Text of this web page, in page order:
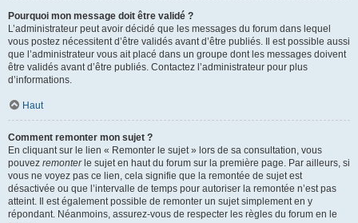
Pourquoi mon message doit être validé ?
L’administrateur peut avoir décidé que les messages du forum dans lequel
vous postez nécessitent d’être validés avant d’être publiés. Il est possible aussi
que l’administrateur vous ait placé dans un groupe dont les messages doivent
être validés avant d’être publiés. Contactez l’administrateur pour plus
d’informations.
Haut
Comment remonter mon sujet ?
En cliquant sur le lien « Remonter le sujet » lors de sa consultation, vous
pouvez remonterle sujet en haut du forum sur la première page. Par ailleurs, si
vous ne voyez pas ce lien, cela signifie que la remontée de sujet est
désactivée ou que l’intervalle de temps pour autoriser la remontée n’est pas
atteint. Il est également possible de remonter un sujet simplement en y
répondant. Néanmoins, assurez-vous de respecter les règles du forum en le